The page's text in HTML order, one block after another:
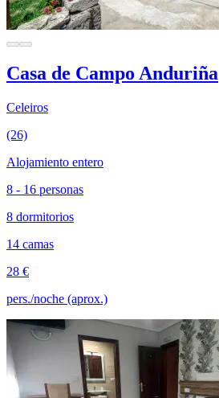
Casa de Campo Anduriña
Celeiros
(26)
Alojamiento entero
8 - 16 personas
8 dormitorios
14 camas
28 €
pers./noche (aprox.)